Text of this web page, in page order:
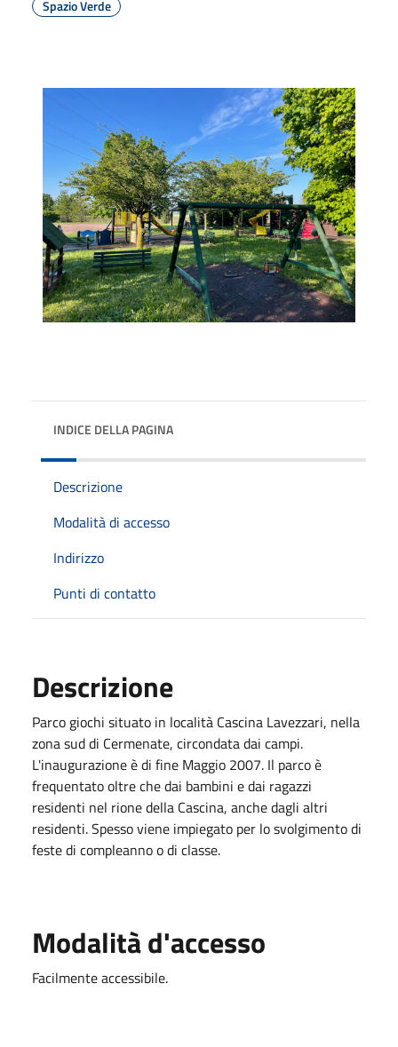
Spazio Verde
INDICE DELLA PAGINA
Descrizione
Modalità di accesso
Indirizzo
Punti di contatto
Descrizione
Parco giochi situato in località Cascina Lavezzari, nella
zona sud di Cermenate, circondata dai campi.
L'inaugurazione è di fine Maggio 2007. Il parco è
frequentato oltre che dai bambini e dai ragazzi
residenti nel rione della Cascina, anche dagli altri
residenti. Spesso viene impiegato per lo svolgimento di
feste di compleanno o di classe.
Modalità d'accesso
Facilmente accessibile.